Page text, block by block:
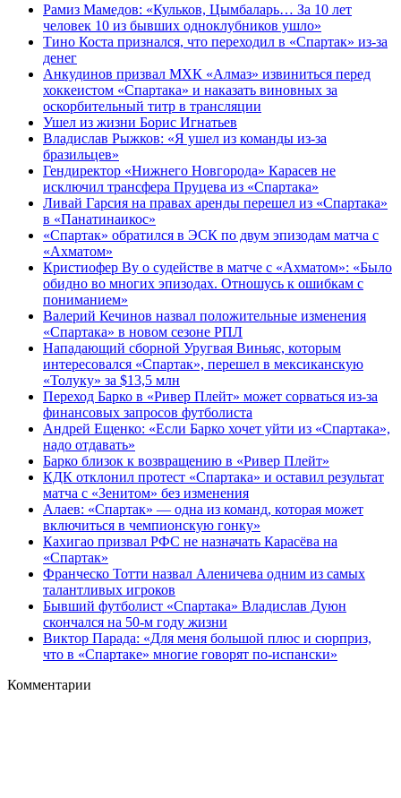
Рамиз Мамедов: «Кульков, Цымбаларь… За 10 лет
человек 10 из бывших одноклубников ушло»
Тино Коста признался, что переходил в «Спартак» из-за
денег
Анкудинов призвал МХК «Алмаз» извиниться перед
хоккеистом «Спартака» и наказать виновных за
оскорбительный титр в трансляции
Ушел из жизни Борис Игнатьев
Владислав Рыжков: «Я ушел из команды из-за
бразильцев»
Гендиректор «Нижнего Новгорода» Карасев не
исключил трансфера Пруцева из «Спартака»
Ливай Гарсия на правах аренды перешел из «Спартака»
в «Панатинаикос»
«Спартак» обратился в ЭСК по двум эпизодам матча с
«Ахматом»
Кристиофер Ву о судействе в матче с «Ахматом»: «Было
обидно во многих эпизодах. Отношусь к ошибкам с
пониманием»
Валерий Кечинов назвал положительные изменения
«Спартака» в новом сезоне РПЛ
Нападающий сборной Уругвая Виньяс, которым
интересовался «Спартак», перешел в мексиканскую
«Толуку» за $13,5 млн
Переход Барко в «Ривер Плейт» может сорваться из‑за
финансовых запросов футболиста
Андрей Ещенко: «Если Барко хочет уйти из «Спартака»,
надо отдавать»
Барко близок к возвращению в «Ривер Плейт»
КДК отклонил протест «Спартака» и оставил результат
матча с «Зенитом» без изменения
Алаев: «Спартак» — одна из команд, которая может
включиться в чемпионскую гонку»
Кахигао призвал РФС не назначать Карасёва на
«Спартак»
Франческо Тотти назвал Аленичева одним из самых
талантливых игроков
Бывший футболист «Спартака» Владислав Дуюн
скончался на 50‑м году жизни
Виктор Парада: «Для меня большой плюс и сюрприз,
что в «Спартаке» многие говорят по‑испански»
Комментарии